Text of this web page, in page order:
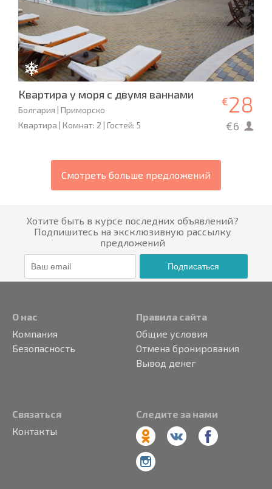
Квартира у моря с двумя ваннами
Болгария | Приморско
Квартира | Комнат: 2 | Гостей: 5
€28
€6
Смотреть больше предложений
Хотите быть в курсе последних объявлений?
Подпишитесь на эксклюзивную рассылку
предложений
Подписаться
О нас
Компания
Безопасность
Правила сайта
Общие условия
Отмена бронирования
Вывод денег
Связаться
Контакты
Следите за нами